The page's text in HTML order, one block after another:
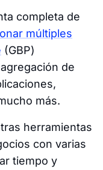
completa de
múltiples
(GBP)
de
más.
herramientas
con varias
tiempo y